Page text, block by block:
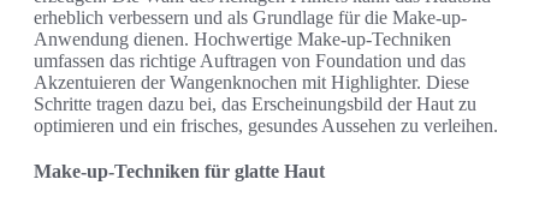
erheblich verbessern und als Grundlage für die Make-up-
Anwendung dienen. Hochwertige Make-up-Techniken
umfassen das richtige Auftragen von Foundation und das
Akzentuieren der Wangenknochen mit Highlighter. Diese
Schritte tragen dazu bei, das Erscheinungsbild der Haut zu
optimieren und ein frisches, gesundes Aussehen zu verleihen.
Make-up-Techniken für glatte Haut